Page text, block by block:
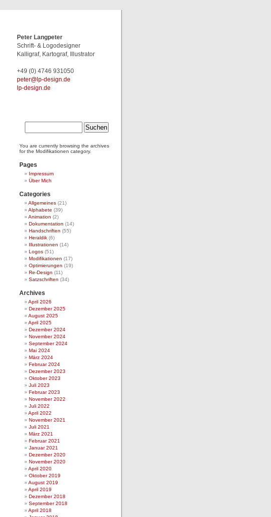
Peter Langpeter
Schrift- & Logodesigner
Kalligraf, Kartograf, Illustrator
+49 (0) 4746 931050
ed.ngised-pl@retep
lp-design.de
Suchen
You are currently browsing the archives
for the Modifikationen category.
Pages
Impressum
Über Mich
Categories
Allgemeines (21)
Alphabete (39)
Animation (2)
Dokumentation (14)
Handschriften (55)
Heraldik (6)
Illustrationen (14)
Logos (51)
Modifikationen (17)
Optimierungen (19)
Re-Design (11)
Satzschriften (34)
Archives
April 2026
Dezember 2025
August 2025
April 2025
Dezember 2024
November 2024
September 2024
Mai 2024
März 2024
Februar 2024
Dezember 2023
Oktober 2023
Juli 2023
Februar 2023
November 2022
Juli 2022
April 2022
November 2021
Juli 2021
März 2021
Februar 2021
Januar 2021
Dezember 2020
November 2020
April 2020
Oktober 2019
August 2019
April 2019
Dezember 2018
September 2018
April 2018